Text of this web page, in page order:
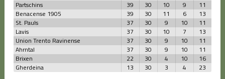
Partschins
39 30 10 9
11
Benacense 1905
39 30 11 6
13
St. Pauls
37 30 9 10
11
Lavis
37 30 10 7
13
Union Trento Ravinense
37 30 9 10
11
Ahrntal
37 30 9 10
11
Brixen
22 30 4 10
16
Gherdeina
13 30 3 4 23